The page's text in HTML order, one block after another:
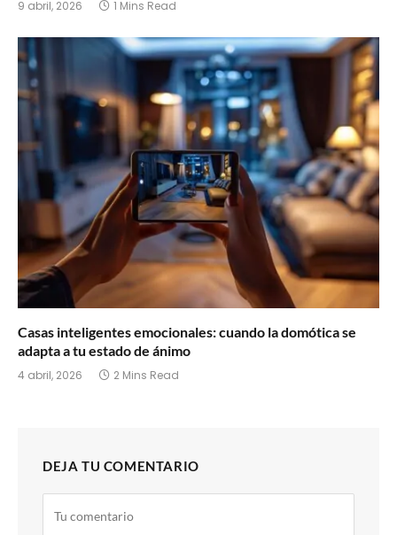
9 abril, 2026 1 Mins Read
Casas inteligentes emocionales: cuando la domótica se
adapta a tu estado de ánimo
4 abril, 2026 2 Mins Read
DEJA TU COMENTARIO